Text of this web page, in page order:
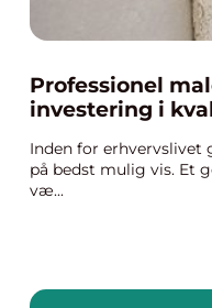
Professionel
investering i
Inden for
på bedst mulig vis. Et
væ...